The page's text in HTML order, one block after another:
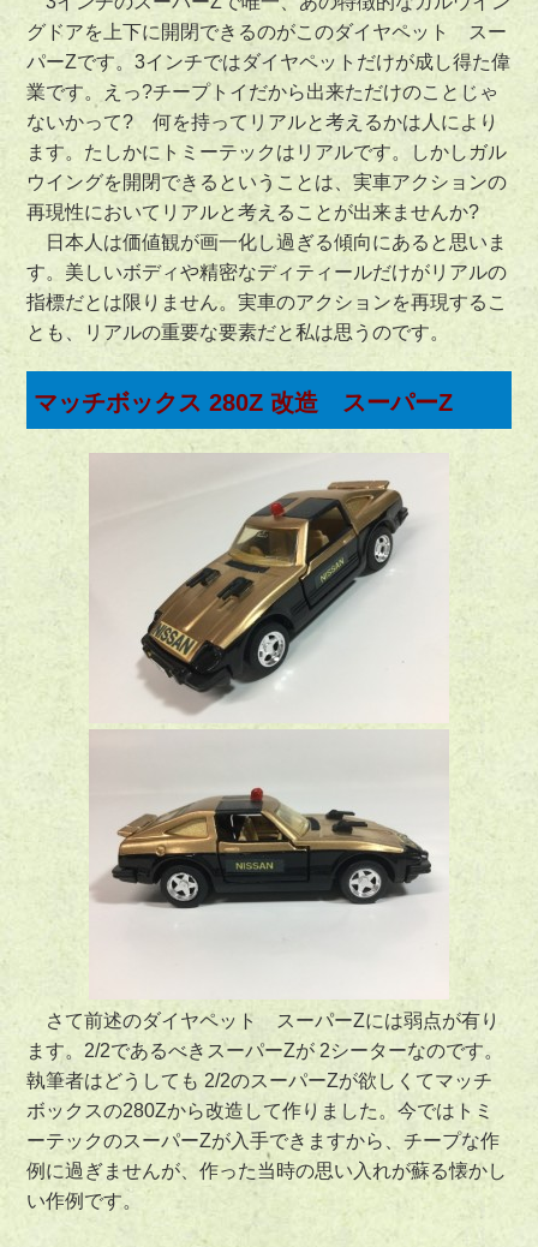
グドアを上下に開閉できるのがこのダイヤペット スー
パーZです。3インチではダイヤペットだけが成し得た偉
業です。えっ?チープトイだから出来ただけのことじゃ
ないかって? 何を持ってリアルと考えるかは人により
ます。たしかにトミーテックはリアルです。しかしガル
ウイングを開閉できるということは、実車アクションの
再現性においてリアルと考えることが出来ませんか?
日本人は価値観が画一化し過ぎる傾向にあると思いま
す。美しいボディや精密なディティールだけがリアルの
指標だとは限りません。実車のアクションを再現するこ
とも、リアルの重要な要素だと私は思うのです。
マッチボックス 280Z 改造 スーパーZ
さて前述のダイヤペット スーパーZには弱点が有り
ます。2/2であるべきスーパーZが 2シーターなのです。
執筆者はどうしても 2/2のスーパーZが欲しくてマッチ
ボックスの280Zから改造して作りました。今ではトミ
ーテックのスーパーZが入手できますから、チープな作
例に過ぎませんが、作った当時の思い入れが蘇る懐かし
い作例です。